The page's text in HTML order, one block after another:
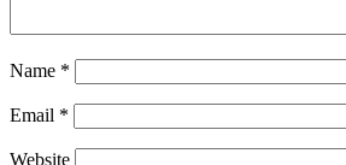
Name *
Email *
Website